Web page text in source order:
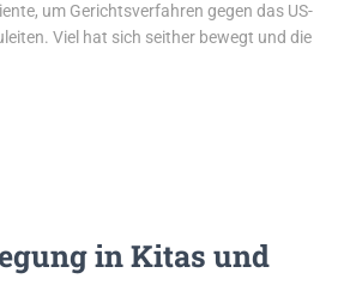
um Gerichtsverfahren gegen das US-
Viel hat sich seither bewegt und die
in Kitas und